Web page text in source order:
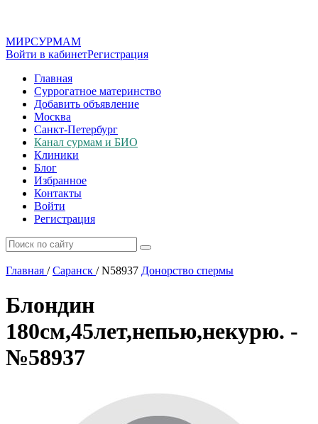
МИРСУРМАМ
Войти в кабинетРегистрация
Главная
Суррогатное материнство
Добавить объявление
Москва
Санкт-Петербург
Канал сурмам и БИО
Клиники
Блог
Избранное
Контакты
Войти
Регистрация
Главная / Саранск /N58937 Донорство спермы
Блондин
180см,45лет,непью,некурю. -
№58937